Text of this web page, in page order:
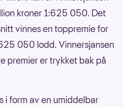
kroner 1:625 050. Det
vinnes en toppremie for
050 lodd. Vinnersjansen
premier er trykket bak på
i form av en umiddelbar